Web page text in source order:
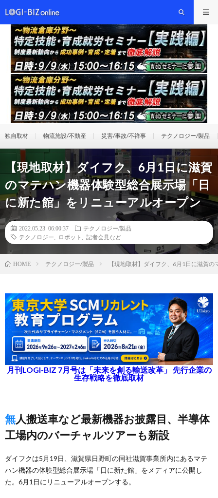
独自取材 物流施設/不動産 災害/事故/不祥事 テクノロジー/製品
【現地取材】ダイフク、6月1日に滋賀
のマテハン機器体験型総合展示場「日
に新た館」をリニューアルオープン
2022.05.23 06:00:37
テクノロジー/製品
テクノロジー
ロボット 記者会見など
HOME テクノロジー/製品 【現地取材】ダイフク、6月1日に滋賀
月刊LOGI-BIZ 7月号は「未来を創る輸送改革」 先行企業の
生存戦略を徹底取材
無人搬送車など最新機器お披露目、半導体
工場内のバーチャルツアーも新設
ダイフクは5月19日、滋賀県日野町の同社滋賀事業所内にあるマテ
ハン機器の体験型総合展示場「日に新た館」をメディアに公開し
た。6月1日にリニューアルオープンする。